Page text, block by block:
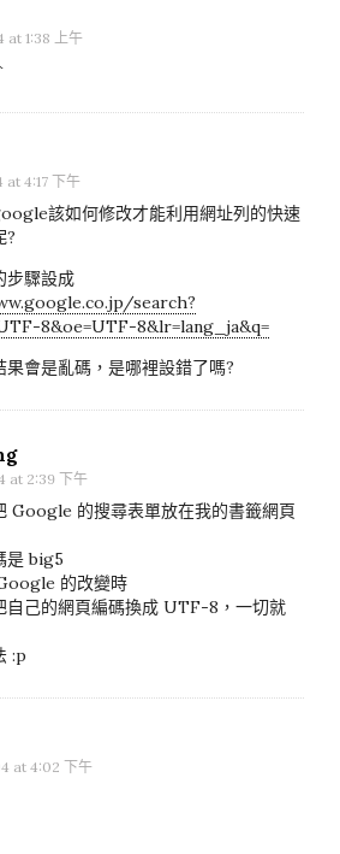
at 1:38 上午
at 4:17 下午
該如何修改才能利用網址列的快速
?
步驟設成
search?
8&oe=UTF-8&lr=lang_ja&q=
果會是亂碼，是哪裡設錯了嗎?
at 2:39 下午
Google 的搜尋表單放在我的書籤網頁
是 big5
的改變時
自己的網頁編碼換成 UTF-8，一切就
:p
at 4:02 下午